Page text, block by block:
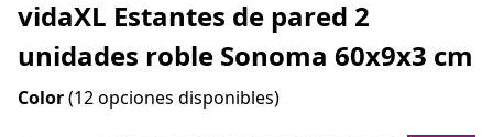
vidaXL Estantes de pared 2
unidades roble Sonoma 60x9x3 cm
Color(12 opciones disponibles)